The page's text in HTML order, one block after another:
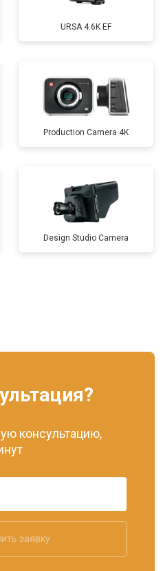
URSA 4.6K EF
Production Camera 4K
Design Studio Camera
консультацию,
заявку